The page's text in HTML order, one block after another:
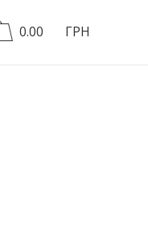
0.00 ГРН